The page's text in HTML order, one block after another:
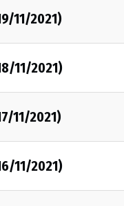
11/2021)
11/2021)
11/2021)
11/2021)